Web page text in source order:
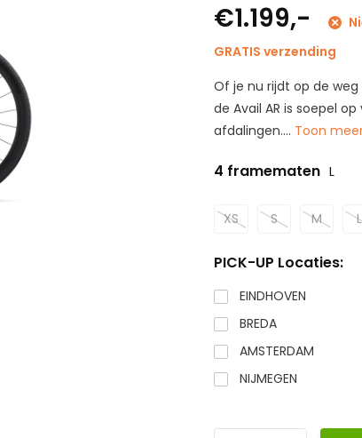
€1.199,-
GRATIS verzending
Of je nu rijdt op de
de Avail AR is soepel
afdalingen.... Toon
4 framematen L
XS S M L
PICK-UP Locaties:
EINDHOVEN
BREDA
AMSTERDAM
NIJMEGEN